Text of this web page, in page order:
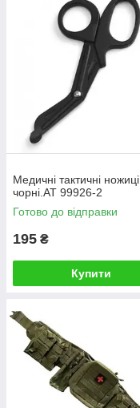
Медичні тактичні ножиці
чорні.AT 99926-2
Готово до відправки
195 ₴
Купити